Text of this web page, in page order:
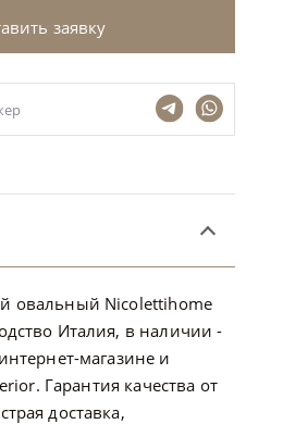
заявку
овальный Nicolettihome
Италия, в наличии -
магазине и
Гарантия качества от
доставка,